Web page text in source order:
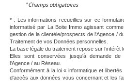
* Champs obligatoires
* : Les informations recueillies sur ce
informatisé par La Boite Immo agissant
gestion de la clientèle/prospects de l'Agence /
Traitement de vos Données personnelles.
La base légale du traitement repose sur l’intérêt
Elles sont conservées jusqu'à demande
l'Agence / au Réseau.
Conformément à la loi « informatique et
d'accès aux données vous concernant et les